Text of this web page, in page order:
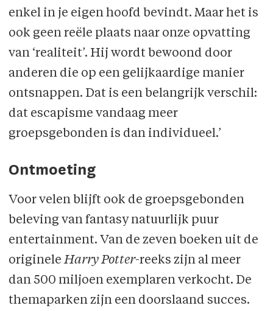
enkel in je eigen hoofd bevindt. Maar het is
ook geen reële plaats naar onze opvatting
van ‘realiteit’. Hij wordt bewoond door
anderen die op een gelijkaardige manier
ontsnappen. Dat is een belangrijk verschil:
dat escapisme vandaag meer
groepsgebonden is dan individueel.’
Ontmoeting
Voor velen blijft ook de groepsgebonden
beleving van fantasy natuurlijk puur
entertainment. Van de zeven boeken uit de
origineleHarry Potter-reeks zijn al meer
dan 500 miljoen exemplaren verkocht. De
themaparken zijn een doorslaand succes.